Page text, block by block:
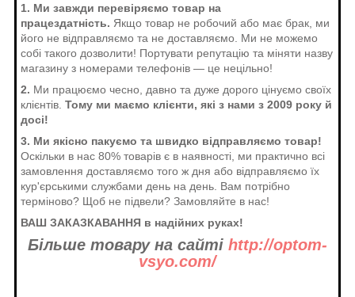
1. Ми завжди перевіряємо товар на
працездатність. Якщо товар не робочий або має брак, ми
його не відправляємо та не доставляємо. Ми не можемо
собі такого дозволити! Портувати репутацію та міняти назву
магазину з номерами телефонів — це нецільно!
2. Ми працюємо чесно, давно та дуже дорого цінуємо своїх
клієнтів. Тому ми маємо клієнти, які з нами з 2009 року й
досі!
3. Ми якісно пакуємо та швидко відправляємо товар!
Оскільки в нас 80% товарів є в наявності, ми практично всі
замовлення доставляємо того ж дня або відправляємо їх
кур'єрськими службами день на день. Вам потрібно
терміново? Щоб не підвели? Замовляйте в нас!
ВАШ ЗАКАЗКАВАННЯ в надійних руках!
Більше товару на сайті http://optom-
vsyo.com/